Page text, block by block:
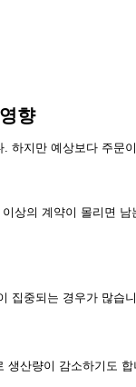
향
하지만 예상보다 주
상의 계약이 몰리면
집중되는 경우가 많
산량이 감소하기도